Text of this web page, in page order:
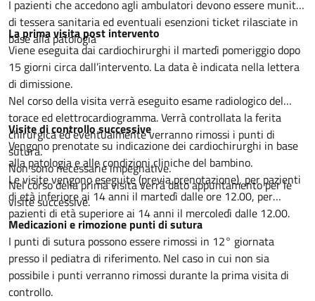
I pazienti che accedono agli ambulatori devono essere muniti
di tessera sanitaria ed eventuali esenzioni ticket rilasciate in
base alla patologia
La prima visita post intervento
Viene eseguita dai cardiochirurghi il martedì pomeriggio dopo
15 giorni circa dall’intervento. La data è indicata nella lettera
di dimissione.
Nel corso della visita verrà eseguito esame radiologico del
torace ed elettrocardiogramma. Verrà controllata la ferita
chirurgica ed eventualmente verranno rimossi i punti di
sutura.
Non sono necessarie impegnative.
Nel corso della prima visita verrà dato appuntamento per le
visite successive.
Visite di controllo successive
Vengono prenotate su indicazione dei cardiochirurghi in base
alla patologia e alle condizioni cliniche del bambino.
Le visite vengono eseguite (previa prenotazione), per pazienti
di età inferiore ai 14 anni il martedì dalle ore 12.00, per
pazienti di età superiore ai 14 anni il mercoledì dalle 12.00.
Medicazioni e rimozione punti di sutura
I punti di sutura possono essere rimossi in 12° giornata
presso il pediatra di riferimento. Nel caso in cui non sia
possibile i punti verranno rimossi durante la prima visita di
controllo.